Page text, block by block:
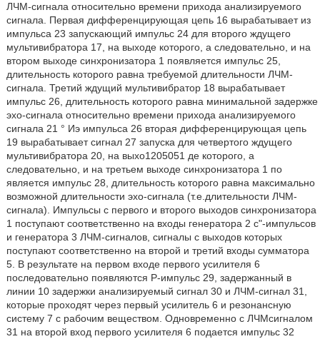
ЛЧМ-сигнала относительно времени прихода анализируемого
сигнала. Первая дифференцирующая цепь 16 вырабатывает из
импульса 23 запускающий импульс 24 для второго ждущего
мультивибратора 17, на выходе которого, а следовательно, и на
втором выходе синхронизатора 1 появляется импульс 25,
длительность которого равна требуемой длительности ЛЧМ-
сигнала. Третий ждущий мультивибратор 18 вырабатывает
импульс 26, длительность которого равна минимальной задержке
эхо-сигнала относительно времени прихода анализируемого
сигнала 21 ° Иэ импульса 26 вторая дифференцирующая цепь
19 вырабатывает сигнал 27 запуска для четвертого ждущего
мультивибратора 20, на выхо1205051 де которого, а
следовательно, и на третьем выходе синхронизатора 1 по
является импульс 28, длительность которого равна максимально
возможной длительности эхо-сигнала (т.е.длительности ЛЧМ-
сигнала). Импульсы с первого и второго выходов синхронизатора
1 поступают соответственно на входы генератора 2 с"-импульсов
и генератора 3 ЛЧМ-сигналов, сигналы с выходов которых
поступают соответственно на второй и третий входы сумматора
5. В результате на первом входе первого усилителя 6
последовательно появляются Р-импульс 29, задержанный в
линии 10 задержки анализируемый сигнал 30 и ЛЧМ-сигнал 31,
которые проходят через первый усилитель 6 и резонансную
систему 7 с рабочим веществом. Одновременно с ЛЧМсигналом
31 на второй вход первого усилителя 6 подается импульс 32